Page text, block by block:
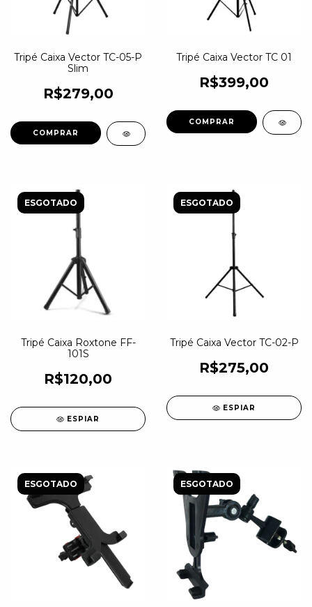
Tripé Caixa Vector TC-05-P
Slim
R$279,00
Tripé Caixa Vector TC 01
R$399,00
ESGOTADO
Tripé Caixa Roxtone FF-
101S
R$120,00
ESPIAR
ESGOTADO
Tripé Caixa Vector TC-02-P
R$275,00
ESPIAR
ESGOTADO ESGOTADO